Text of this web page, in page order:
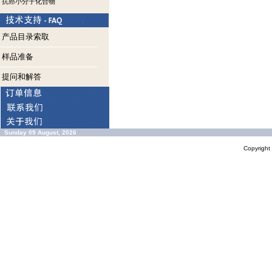
产品目录索取
样品准备
提问和解答
Sunday 09 August, 2026